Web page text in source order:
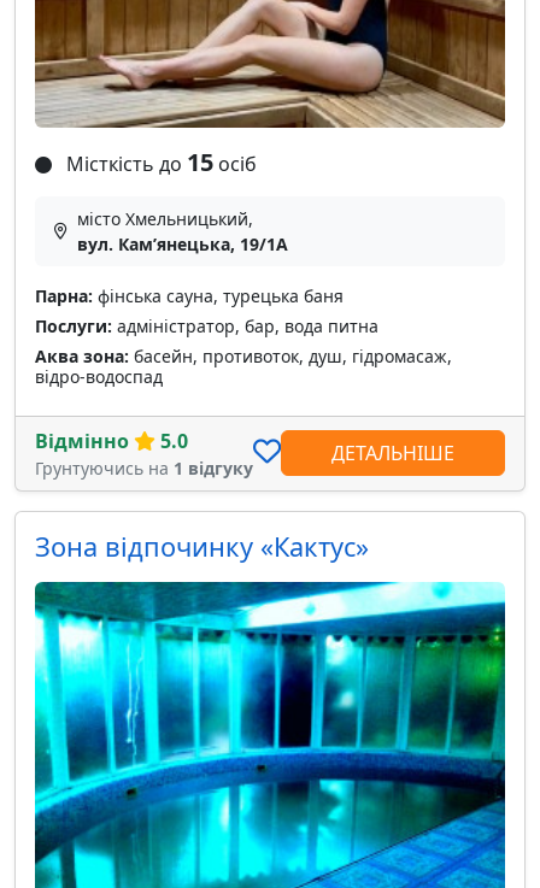
Місткість до 15 осіб
місто Хмельницький,
вул. Камʼянецька, 19/1А
Парна: фінська сауна, турецька баня
Послуги: адміністратор, бар, вода питна
Аква зона: басейн, противоток, душ, гідромасаж,
відро-водоспад
Відмінно 5.0
Грунтуючись на 1 відгуку
ДЕТАЛЬНІШЕ
Зона відпочинку «Кактус»